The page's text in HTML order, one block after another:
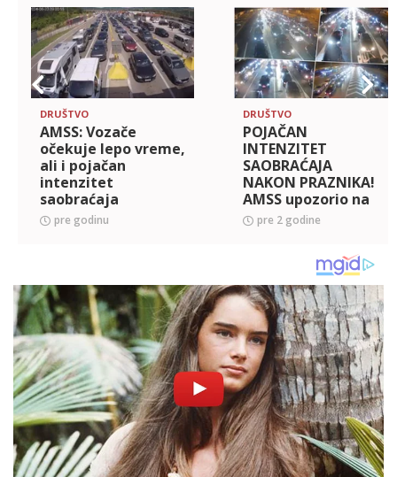
DRUŠTVO
AMSS: Vozače
očekuje lepo vreme,
ali i pojačan
intenzitet
saobraćaja
pre godinu
DRUŠTVO
POJAČAN
INTENZITET
SAOBRAĆAJA
NAKON PRAZNIKA!
AMSS upozorio na
oštećenja puteva,
evo kako je na
pre 2 godine